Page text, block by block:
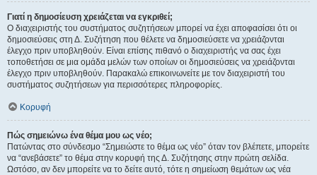
Γιατί η δημοσίευση χρειάζεται να εγκριθεί;
Ο διαχειριστής του συστήματος συζητήσεων μπορεί να έχει αποφασίσει ότι οι
δημοσιεύσεις στη Δ. Συζήτηση που θέλετε να δημοσιεύσετε να χρειάζονται
έλεγχο πριν υποβληθούν. Είναι επίσης πιθανό ο διαχειριστής να σας έχει
τοποθετήσει σε μια ομάδα μελών των οποίων οι δημοσιεύσεις να χρειάζονται
έλεγχο πριν υποβληθούν. Παρακαλώ επικοινωνείτε με τον διαχειριστή του
συστήματος συζητήσεων για περισσότερες πληροφορίες.
Κορυφή
Πώς σημειώνω ένα θέμα μου ως νέο;
Πατώντας στο σύνδεσμο “Σημειώστε το θέμα ως νέο” όταν τον βλέπετε, μπορείτε
να “ανεβάσετε” το θέμα στην κορυφή της Δ. Συζήτησης στην πρώτη σελίδα.
Ωστόσο, αν δεν μπορείτε να το δείτε αυτό, τότε η σημείωση θεμάτων ως νέα